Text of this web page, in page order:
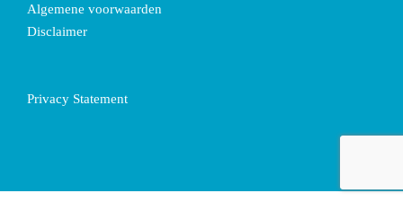
Algemene voorwaarden
Disclaimer
Privacy Statement